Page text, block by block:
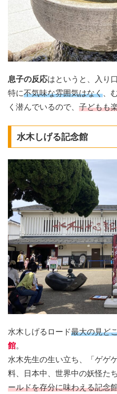
息子の反応はというと、入り
特に不気味な雰囲気はなく 、
く潜んでいるので、 子どもも
水木しげる記念館
水木しげるロード最大の見ど
館。
水木先生の生い立ち、「ゲゲ
料、日本中、世界中の妖怪た
ールドを存分に味わえる記念